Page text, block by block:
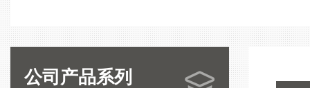
公司产品系列